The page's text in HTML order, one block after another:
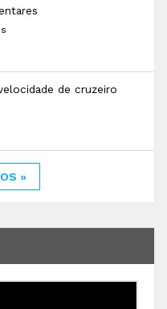
de cruzeiro
»